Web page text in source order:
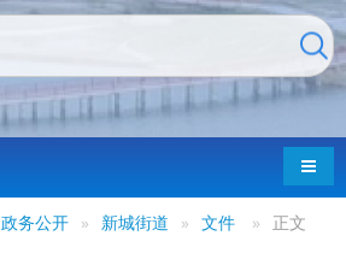
导航
政务公开 » 新城街道 » 文件 » 正文